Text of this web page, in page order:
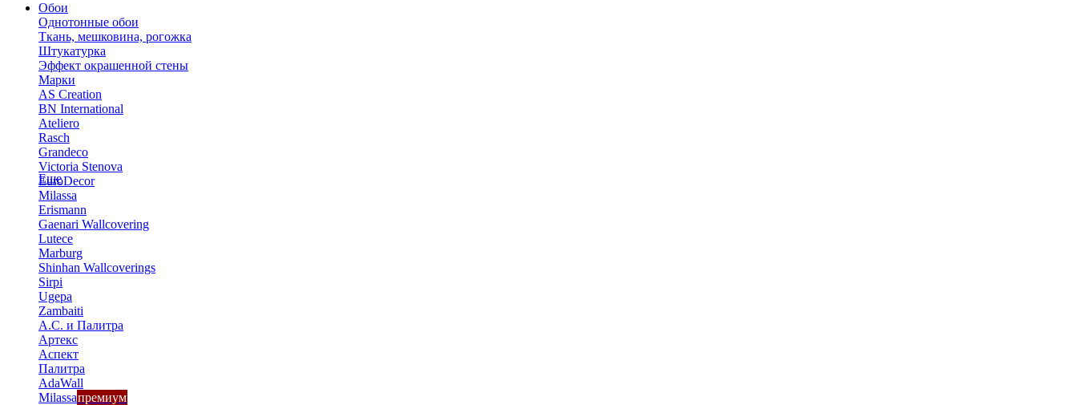
Обои
Однотонные обои
Ткань, мешковина, рогожка
Штукатурка
Эффект окрашенной стены
Марки
AS Creation
BN International
Ateliero
Rasch
Grandeco
Victoria Stenova
EuroDecor
Milassa
Erismann
Gaenari Wallcovering
Lutece
Marburg
Shinhan Wallcoverings
Sirpi
Ugepa
Zambaiti
А.С. и Палитра
Артекс
Аспект
Палитра
AdaWall
Milassaпремиум
Еще